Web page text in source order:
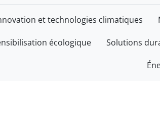
et technologies climatiques
écologique Solutions